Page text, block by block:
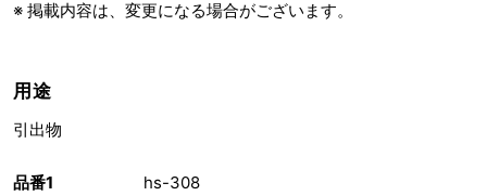
品番1
hs-308
※ 掲載内容は、変更になる場合がございます。
用途
引出物